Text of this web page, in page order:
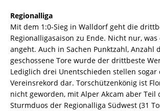
Regionalliga
Mit dem 1:0-Sieg in Walldorf geht die
Regionalligasaison zu Ende. Nicht nur,
angeht. Auch in Sachen Punktzahl, Anzahl
geschossene Tore wurde der drittbeste
Lediglich drei Unentschieden stellen sogar
Vereinsrekord dar. Torschützenkönig ist
nicht geworden, mit Alper Akcam aber Teil
Sturmduos der Regionalliga Südwest (31